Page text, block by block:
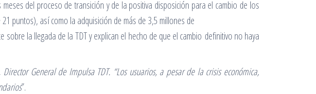
del proceso de transición y de la positiva disposición para el cambio de los
puntos), así como la adquisición de más de 3,5 millones de
la llegada de la TDT y explican el hecho de que el cambio definitivo no haya
General de Impulsa TDT. “Los usuarios, a pesar de la crisis económica,
”.